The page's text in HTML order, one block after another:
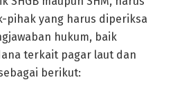
pihak yang harus diperiksa
hukum, baik
terkait pagar laut dan
berikut: